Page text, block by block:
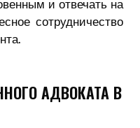
и отвечать на
сотрудничество
АДВОКАТА В